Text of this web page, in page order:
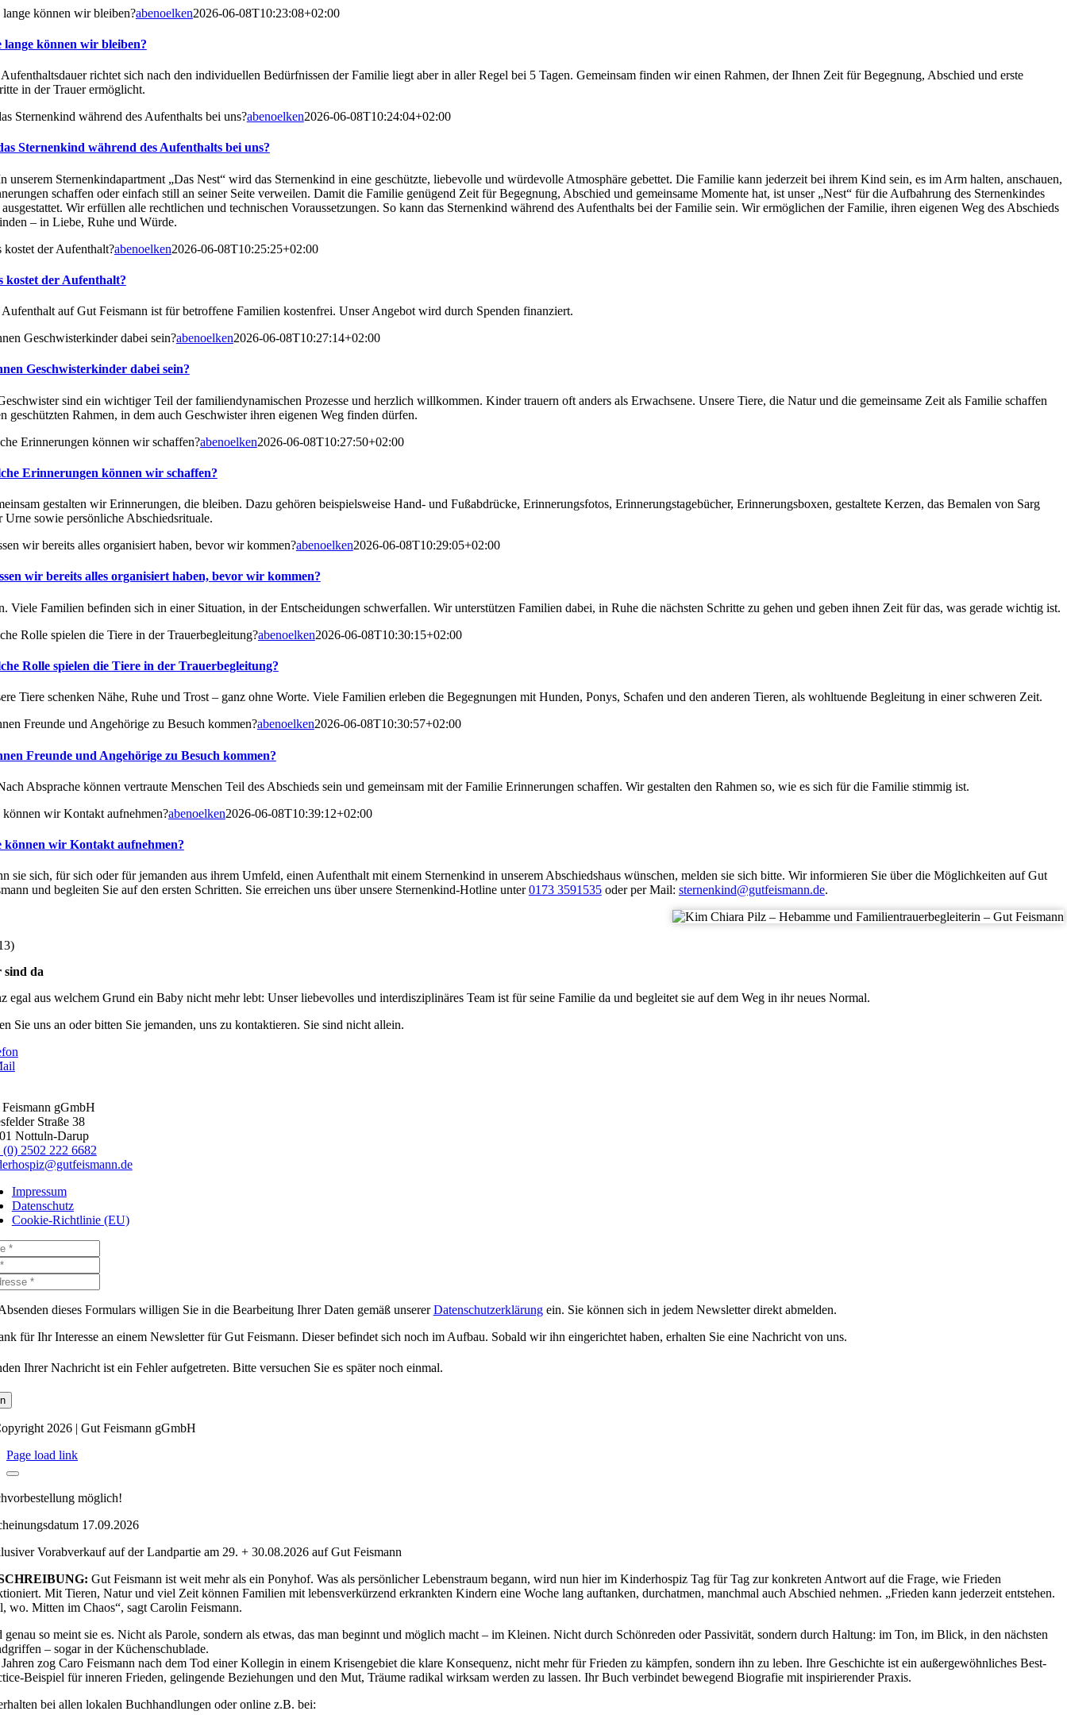
lange können wir bleiben?abenoelken2026-06-08T10:23:08+02:00
lange können wir bleiben?
richtet sich nach den individuellen Bedürfnissen der Familie liegt aber in aller Regel bei 5 Tagen. Gemeinsam finden wir einen Rahmen, der Ihnen Zeit für Begegnung, Abschied und erste
in der Trauer ermöglicht.
Sternenkind während des Aufenthalts bei uns?abenoelken2026-06-08T10:24:04+02:00
Sternenkind während des Aufenthalts bei uns?
unserem Sternenkindapartment „Das Nest“ wird das Sternenkind in eine geschützte, liebevolle und würdevolle Atmosphäre gebettet. Die Familie kann jederzeit bei ihrem Kind sein, es im Arm halten, anschauen,
schaffen oder einfach still an seiner Seite verweilen. Damit die Familie genügend Zeit für Begegnung, Abschied und gemeinsame Momente hat, ist unser „Nest“ für die Aufbahrung des Sternenkindes
Wir erfüllen alle rechtlichen und technischen Voraussetzungen. So kann das Sternenkind während des Aufenthalts bei der Familie sein. Wir ermöglichen der Familie, ihren eigenen Weg des Abschieds
– in Liebe, Ruhe und Würde.
kostet der Aufenthalt?abenoelken2026-06-08T10:25:25+02:00
kostet der Aufenthalt?
auf Gut Feismann ist für betroffene Familien kostenfrei. Unser Angebot wird durch Spenden finanziert.
Geschwisterkinder dabei sein?abenoelken2026-06-08T10:27:14+02:00
Geschwisterkinder dabei sein?
sind ein wichtiger Teil der familiendynamischen Prozesse und herzlich willkommen. Kinder trauern oft anders als Erwachsene. Unsere Tiere, die Natur und die gemeinsame Zeit als Familie schaffen
geschützten Rahmen, in dem auch Geschwister ihren eigenen Weg finden dürfen.
Erinnerungen können wir schaffen?abenoelken2026-06-08T10:27:50+02:00
Erinnerungen können wir schaffen?
gestalten wir Erinnerungen, die bleiben. Dazu gehören beispielsweise Hand- und Fußabdrücke, Erinnerungsfotos, Erinnerungstagebücher, Erinnerungsboxen, gestaltete Kerzen, das Bemalen von Sarg
Urne sowie persönliche Abschiedsrituale.
wir bereits alles organisiert haben, bevor wir kommen?abenoelken2026-06-08T10:29:05+02:00
wir bereits alles organisiert haben, bevor wir kommen?
Viele Familien befinden sich in einer Situation, in der Entscheidungen schwerfallen. Wir unterstützen Familien dabei, in Ruhe die nächsten Schritte zu gehen und geben ihnen Zeit für das, was gerade wichtig ist.
Rolle spielen die Tiere in der Trauerbegleitung?abenoelken2026-06-08T10:30:15+02:00
Rolle spielen die Tiere in der Trauerbegleitung?
Tiere schenken Nähe, Ruhe und Trost – ganz ohne Worte. Viele Familien erleben die Begegnungen mit Hunden, Ponys, Schafen und den anderen Tieren, als wohltuende Begleitung in einer schweren Zeit.
Freunde und Angehörige zu Besuch kommen?abenoelken2026-06-08T10:30:57+02:00
Freunde und Angehörige zu Besuch kommen?
Absprache können vertraute Menschen Teil des Abschieds sein und gemeinsam mit der Familie Erinnerungen schaffen. Wir gestalten den Rahmen so, wie es sich für die Familie stimmig ist.
können wir Kontakt aufnehmen?abenoelken2026-06-08T10:39:12+02:00
können wir Kontakt aufnehmen?
sie sich, für sich oder für jemanden aus ihrem Umfeld, einen Aufenthalt mit einem Sternenkind in unserem Abschiedshaus wünschen, melden sie sich bitte. Wir informieren Sie über die Möglichkeiten auf Gut
und begleiten Sie auf den ersten Schritten. Sie erreichen uns über unsere Sternenkind-Hotline unter0173 3591535oder per Mail: sternenkind@gutfeismann.de.
da
egal aus welchem Grund ein Baby nicht mehr lebt: Unser liebevolles und interdisziplinäres Team ist für seine Familie da und begleitet sie auf dem Weg in ihr neues Normal.
Sie uns an oder bitten Sie jemanden, uns zu kontaktieren. Sie sind nicht allein.
gGmbH
Straße 38
Nottuln-Darup
(0) 2502 222 6682
Impressum
Datenschutz
Cookie-Richtlinie (EU)
dieses Formulars willigen Sie in die Bearbeitung Ihrer Daten gemäß unsererDatenschutzerklärungein. Sie können sich in jedem Newsletter direkt abmelden.
für Ihr Interesse an einem Newsletter für Gut Feismann. Dieser befindet sich noch im Aufbau. Sobald wir ihn eingerichtet haben, erhalten Sie eine Nachricht von uns.
Ihrer Nachricht ist ein Fehler aufgetreten. Bitte versuchen Sie es später noch einmal.
2026 | Gut Feismann gGmbH
Page load link
möglich!
17.09.2026
Vorabverkauf auf der Landpartie am 29. + 30.08.2026 auf Gut Feismann
Gut Feismann ist weit mehr als ein Ponyhof. Was als persönlicher Lebenstraum begann, wird nun hier im Kinderhospiz Tag für Tag zur konkreten Antwort auf die Frage, wie Frieden
Mit Tieren, Natur und viel Zeit können Familien mit lebensverkürzend erkrankten Kindern eine Woche lang auftanken, durchatmen, manchmal auch Abschied nehmen. „Frieden kann jederzeit entstehen.
wo. Mitten im Chaos“, sagt Carolin Feismann.
genau so meint sie es. Nicht als Parole, sondern als etwas, das man beginnt und möglich macht – im Kleinen. Nicht durch Schönreden oder Passivität, sondern durch Haltung: im Ton, im Blick, in den nächsten
– sogar in der Küchenschublade.
zog Caro Feismann nach dem Tod einer Kollegin in einem Krisengebiet die klare Konsequenz, nicht mehr für Frieden zu kämpfen, sondern ihn zu leben. Ihre Geschichte ist ein außergewöhnliches Best-
Beispiel für inneren Frieden, gelingende Beziehungen und den Mut, Träume radikal wirksam werden zu lassen. Ihr Buch verbindet bewegend Biografie mit inspirierender Praxis.
bei allen lokalen Buchhandlungen oder online z.B. bei: